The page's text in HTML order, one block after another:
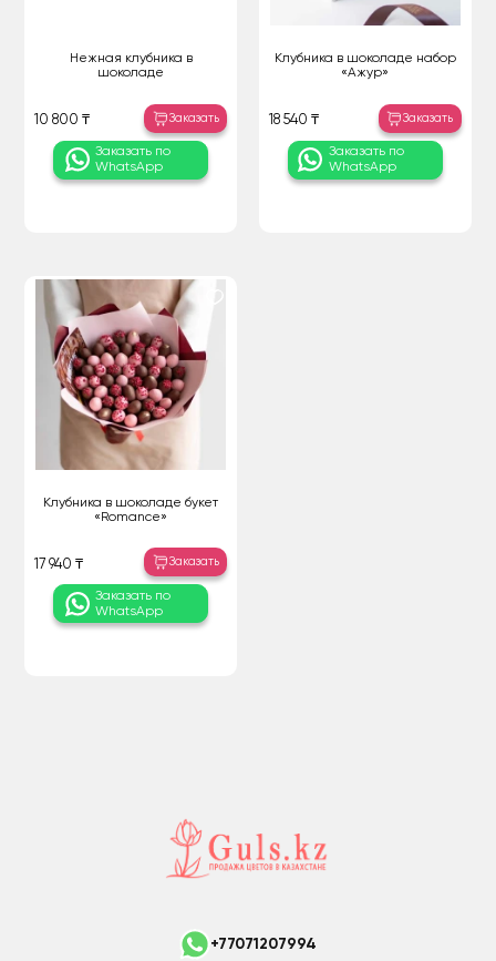
Нежная клубника в
шоколаде
10 800 ₸ Заказать
Заказать по
WhatsApp
Клубника в шоколаде набор
«Ажур»
18 540 ₸ Заказать
Заказать по
WhatsApp
Клубника в шоколаде букет
«Romance»
17 940 ₸ Заказать
Заказать по
WhatsApp
+77071207994